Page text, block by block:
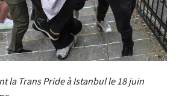
la Trans Pride à Istanbul le 18 juin